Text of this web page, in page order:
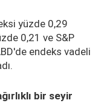
yüzde 0,29
0,21 ve S&P
endeks vadeli
bir seyir